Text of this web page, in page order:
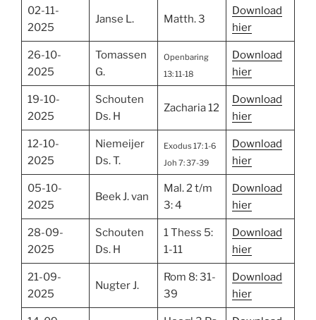
02-11-
2025
Janse L. Matth. 3
Download
hier
26-10-
2025
Tomassen
G.
Openbaring
13: 11-18
Download
hier
19-10-
2025
Schouten
Ds. H
Zacharia 12
Download
hier
12-10-
2025
Niemeijer
Ds. T.
Exodus 17: 1-6
Joh 7: 37-39
Download
hier
05-10-
2025
Beek J. van
Mal. 2 t/m
3: 4
Download
hier
28-09-
2025
Schouten
Ds. H
1 Thess 5:
1-11
Download
hier
21-09-
2025
Nugter J.
Rom 8: 31-
39
Download
hier